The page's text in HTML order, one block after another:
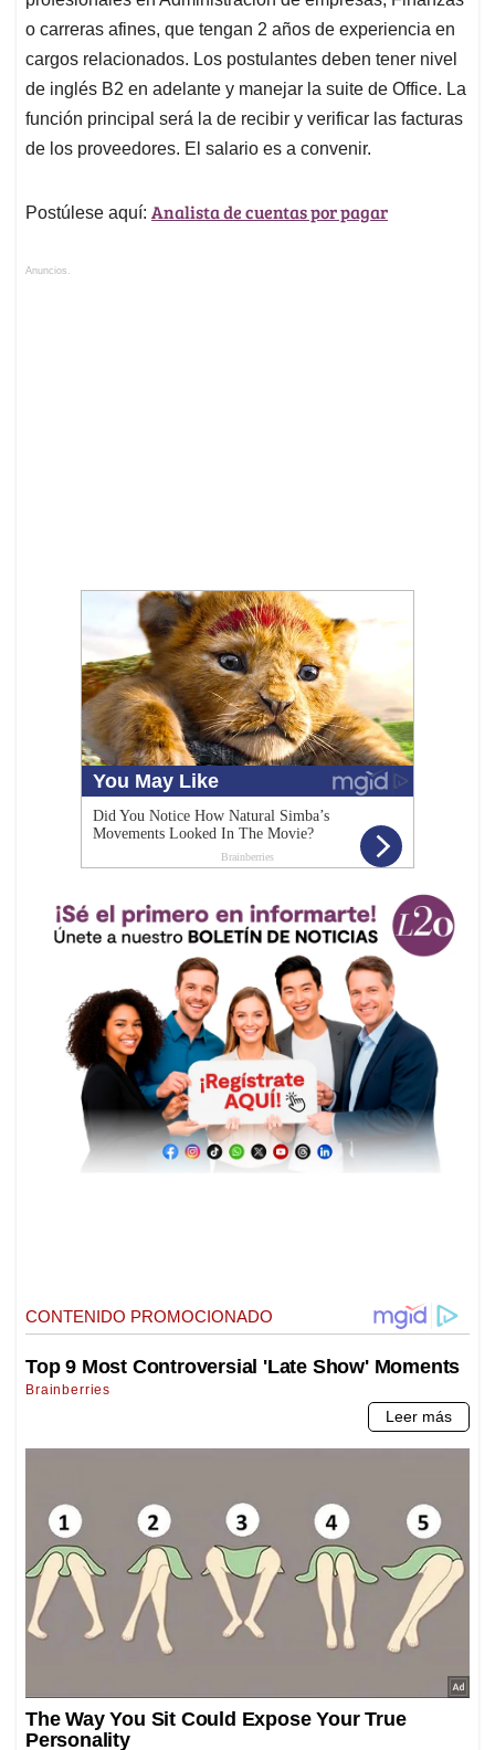
o carreras afines, que tengan 2 años de experiencia en
cargos relacionados. Los postulantes deben tener nivel
de inglés B2 en adelante y manejar la suite de Office. La
función principal será la de recibir y verificar las facturas
de los proveedores. El salario es a convenir.
Postúlese aquí: Analista de cuentas por pagar
Anuncios.